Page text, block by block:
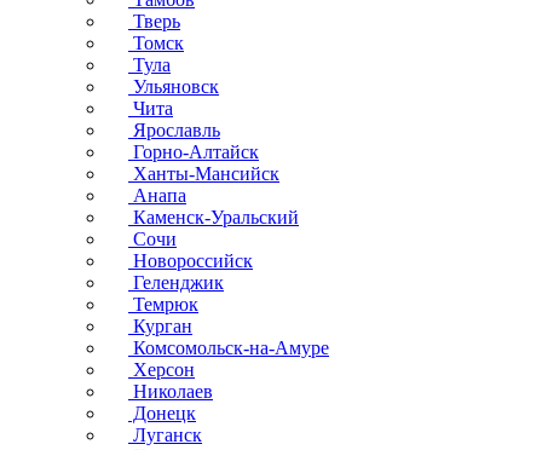
Тверь
Томск
Тула
Ульяновск
Чита
Ярославль
Горно-Алтайск
Ханты-Мансийск
Анапа
Каменск-Уральский
Сочи
Новороссийск
Геленджик
Темрюк
Курган
Комсомольск-на-Амуре
Херсон
Николаев
Донецк
Луганск